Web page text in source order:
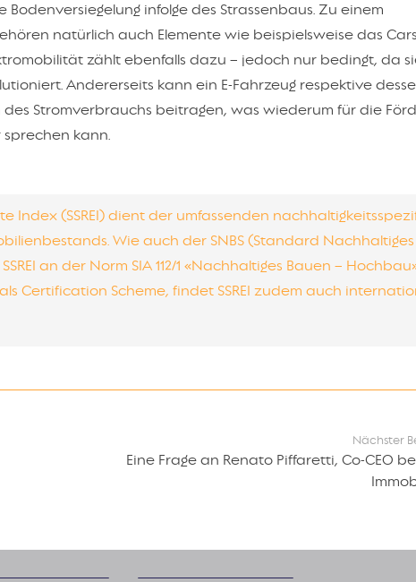
infolge des Strassenbaus. Zu einem
natürlich auch Elemente wie beispielsweise das
zählt ebenfalls dazu – jedoch nur bedingt, da
Andererseits kann ein E-Fahrzeug respektive
des Stromverbrauchs beitragen, was wiederum für die
kann.
Index (SSREI) dient der umfassenden
Wie auch der SNBS (Standard Nachhaltiges
an der Norm SIA 112/1 «Nachhaltiges Bauen –
als Certification Scheme, findet SSREI zudem auch
Nächster
Eine Frage an Renato Piffaretti, Co-CEO